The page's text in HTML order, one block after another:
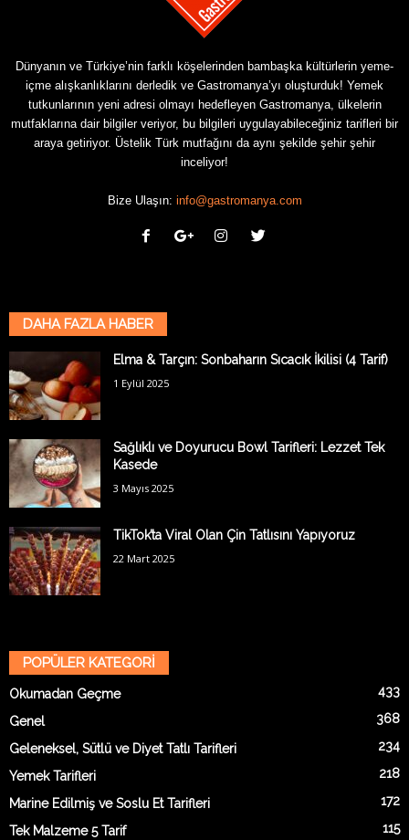
Dünyanın ve Türkiye’nin farklı köşelerinden bambaşka kültürlerin yeme-
içme alışkanlıklarını derledik ve Gastromanya’yı oluşturduk! Yemek
tutkunlarının yeni adresi olmayı hedefleyen Gastromanya, ülkelerin
mutfaklarına dair bilgiler veriyor, bu bilgileri uygulayabileceğiniz tarifleri bir
araya getiriyor. Üstelik Türk mutfağını da aynı şekilde şehir şehir
inceliyor!
Bize Ulaşın: info@gastromanya.com
DAHA FAZLA HABER
Elma & Tarçın: Sonbaharın Sıcacık İkilisi (4 Tarif)
1 Eylül 2025
Sağlıklı ve Doyurucu Bowl Tarifleri: Lezzet Tek
Kasede
3 Mayıs 2025
TikTok’ta Viral Olan Çin Tatlısını Yapıyoruz
22 Mart 2025
POPÜLER KATEGORİ
Okumadan Geçme 433
Genel 368
Geleneksel, Sütlü ve Diyet Tatlı Tarifleri 234
Yemek Tarifleri 218
Marine Edilmiş ve Soslu Et Tarifleri 172
Tek Malzeme 5 Tarif 115